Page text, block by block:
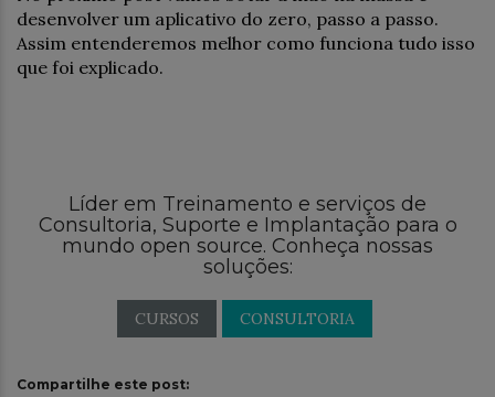
desenvolver um aplicativo do zero, passo a passo.
Assim entenderemos melhor como funciona tudo isso
que foi explicado.
Líder em Treinamento e serviços de
Consultoria, Suporte e Implantação para o
mundo open source. Conheça nossas
soluções:
CURSOS CONSULTORIA
Compartilhe este post: